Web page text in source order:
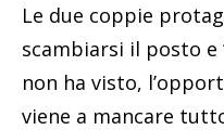
Le due coppie
scambiarsi il posto e
non ha visto,
viene a mancare